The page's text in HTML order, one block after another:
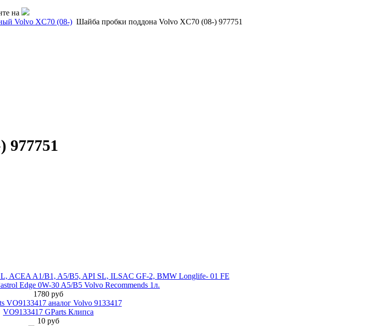
на
Volvo XC70 (08-) Шайба пробки поддона Volvo XC70 (08-) 977751
977751
Edge 0W-30 A5/B5 Volvo Recommends 1л.
1780 руб
VO9133417 GParts Клипса
10 руб